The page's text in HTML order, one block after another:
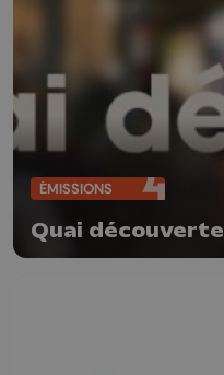
ÉMISSIONS
Quai découverte